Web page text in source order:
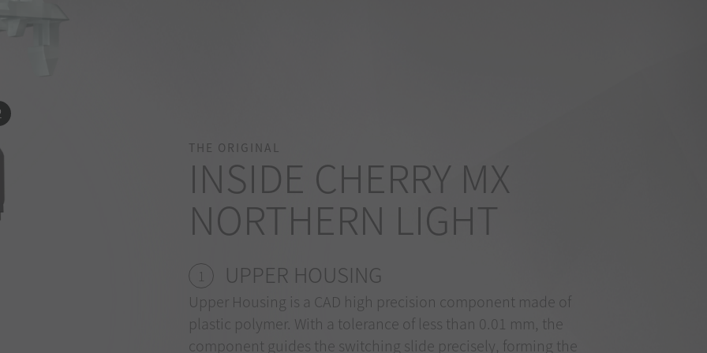
THE ORIGINAL
INSIDE CHERRY MX
NORTHERN LIGHT
1 UPPER HOUSING
Upper Housing is a CAD high precision component made of
plastic polymer. With a tolerance of less than 0.01 mm, the
component guides the switching slide precisely, forming the